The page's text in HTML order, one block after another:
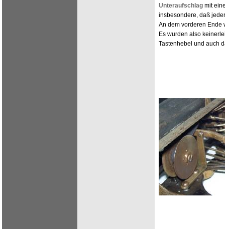
Unteraufschlag mit
insbesondere, daß
An dem vorderen Ende
Es wurden also
Tastenhebel und auch